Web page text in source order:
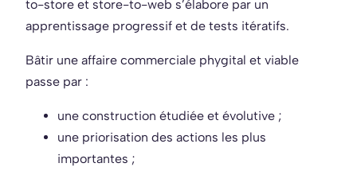
to-store et store-to-web s’élabore par un
apprentissage progressif et de tests itératifs.
Bâtir une affaire commerciale phygital et viable
passe par :
une construction étudiée et évolutive ;
une priorisation des actions les plus
importantes ;